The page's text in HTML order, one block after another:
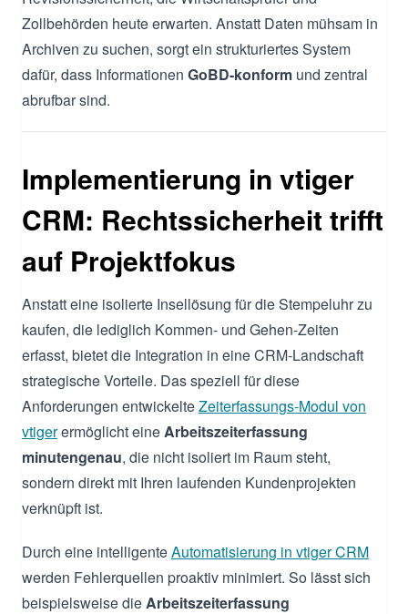
Zollbehörden heute erwarten. Anstatt Daten mühsam in
Archiven zu suchen, sorgt ein strukturiertes System
dafür, dass Informationen GoBD-konform und zentral
abrufbar sind.
Implementierung in vtiger
CRM: Rechtssicherheit trifft
auf Projektfokus
Anstatt eine isolierte Insellösung für die Stempeluhr zu
kaufen, die lediglich Kommen- und Gehen-Zeiten
erfasst, bietet die Integration in eine CRM-Landschaft
strategische Vorteile. Das speziell für diese
Anforderungen entwickelteZeiterfassungs-Modul von
vtigerermöglicht eine Arbeitszeiterfassung
minutengenau, die nicht isoliert im Raum steht,
sondern direkt mit Ihren laufenden Kundenprojekten
verknüpft ist.
Durch eine intelligenteAutomatisierung in vtiger CRM
werden Fehlerquellen proaktiv minimiert. So lässt sich
beispielsweise die Arbeitszeiterfassung